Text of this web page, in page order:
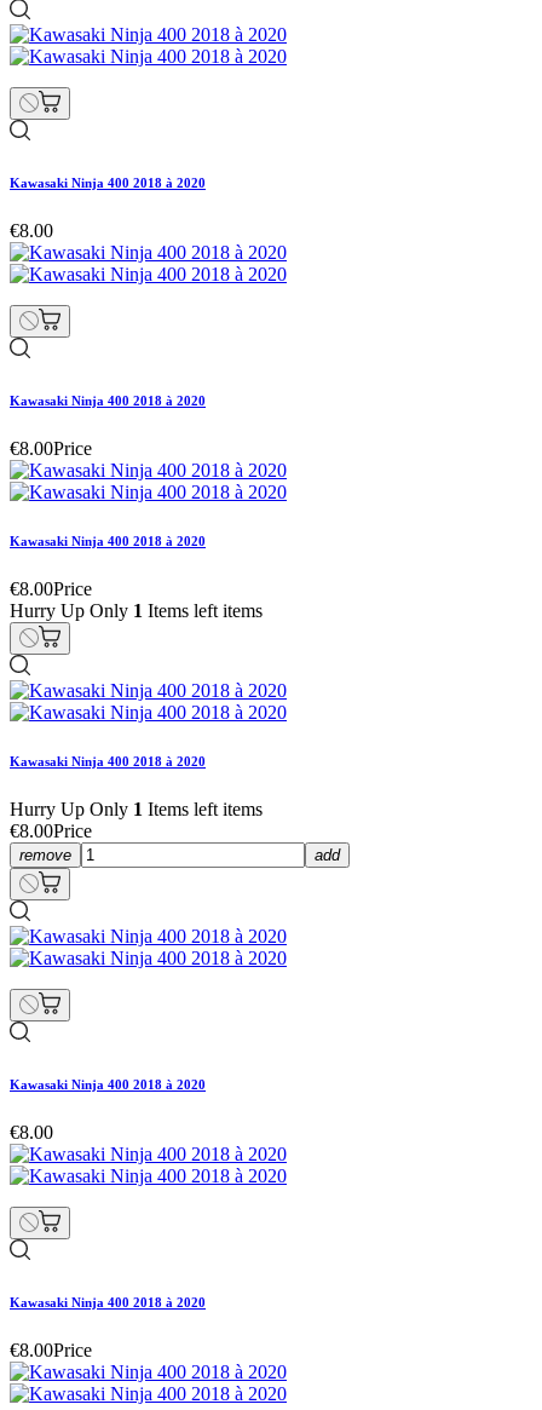
Kawasaki Ninja 400 2018 à 2020
€8.00
Kawasaki Ninja 400 2018 à 2020
€8.00Price
Kawasaki Ninja 400 2018 à 2020
€8.00Price
Hurry Up Only 1 Items left items
Kawasaki Ninja 400 2018 à 2020
Hurry Up Only 1 Items left items
€8.00Price
remove add
Kawasaki Ninja 400 2018 à 2020
€8.00
Kawasaki Ninja 400 2018 à 2020
€8.00Price